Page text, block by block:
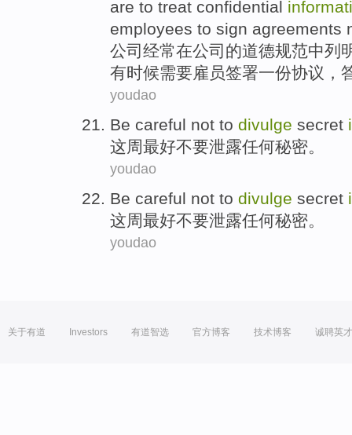
are to treat confidential
employees to sign agreements
公司 经常在公司的道德规范中列
有时候需要雇员签署一份协议 ，
youdao
Be careful not to divulge secret
这周最好不要泄露任何秘密。
youdao
Be careful not to divulge secret
这周最好不要泄露任何秘密。
youdao
关于有道 Investors 有道智选 官方博客 技术博客 诚聘英才